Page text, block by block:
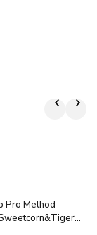
Pro Method